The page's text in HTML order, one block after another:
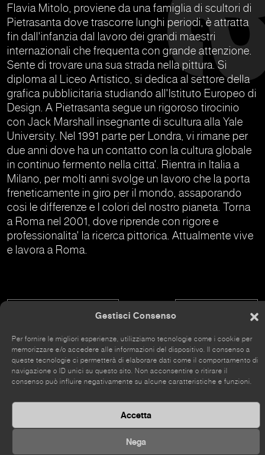
Gestisci Consenso
Per fornire le migliori esperienze, utilizziamo tecnologie come i cookie per
memorizzare e/o accedere alle informazioni del dispositivo. Il consenso a
queste tecnologie ci permetterà di elaborare dati come il comportamento di
navigazione o ID unici su questo sito. Non acconsentire o ritirare il
consenso può influire negativamente su alcune caratteristiche e funzioni.
Accetta
Nega
Flavia Mitolo, proviene da una famiglia di scultori di
Pietrasanta dove trascorre lunghi periodi, è attratta
fin dall'infanzia dal lavoro dei grandi maestri
internazionali che frequenta con grande attenzione.
Sente di trovare una sua strada nella pittura. Si
diploma al Liceo Artistico, si dedica al settore della
grafica pubblicitaria studiando all'Istituto Europeo di
Design. A Pietrasanta segue un rigoroso tirocinio
con Jack Marshall insegnante di scultura alla Yale
University. Nel 1991 parte per Londra, vi rimane per
due anni dove ha un contatto con la cultura globale
in continuo fermento nella citta'. Rientra in Italia a
Milano, per molti anni svolge un lavoro che la porta
freneticamente in giro per il mondo, assaporando
cosi le differenze e I colori del nostro pianeta. Torna
a Roma nel 2001, dove riprende con rigore e
professionalita' la ricerca pittorica. Attualmente vive
e lavora a Roma.
Il sito è stato rinnovato da poco, alcune parti potrebbero